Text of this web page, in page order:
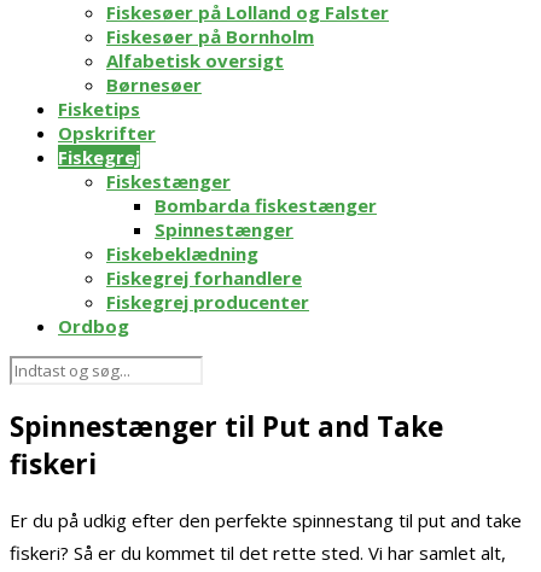
Fiskesøer på Lolland og Falster
Fiskesøer på Bornholm
Alfabetisk oversigt
Børnesøer
Fisketips
Opskrifter
Fiskegrej
Fiskestænger
Bombarda fiskestænger
Spinnestænger
Fiskebeklædning
Fiskegrej forhandlere
Fiskegrej producenter
Ordbog
Spinnestænger til Put and Take
fiskeri
Er du på udkig efter den perfekte spinnestang til put and take
fiskeri? Så er du kommet til det rette sted. Vi har samlet alt,